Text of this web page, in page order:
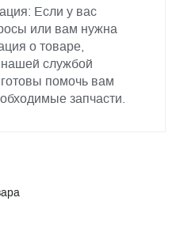
Если у вас
или вам нужна
о товаре,
службой
помочь вам
запчасти.